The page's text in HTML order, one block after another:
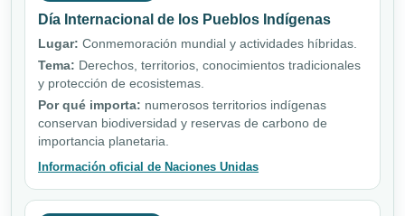
Día Internacional de los Pueblos Indígenas
Lugar: Conmemoración mundial y actividades híbridas.
Tema: Derechos, territorios, conocimientos tradicionales
y protección de ecosistemas.
Por qué importa: numerosos territorios indígenas
conservan biodiversidad y reservas de carbono de
importancia planetaria.
Información oficial de Naciones Unidas